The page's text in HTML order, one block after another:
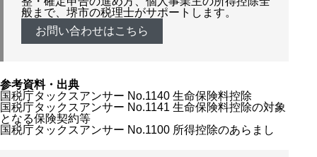
般まで、堺市の税理士がサポートします。
お問い合わせはこちら
参考資料・出典
国税庁タックスアンサー No.1140 生命保険料控除
国税庁タックスアンサー No.1141 生命保険料控除の対象
となる保険契約等
国税庁タックスアンサー No.1100 所得控除のあらまし